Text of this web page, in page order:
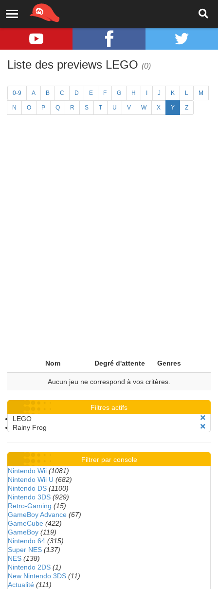
Liste des previews LEGO (0)
0-9 A B C D E F G H J K L M
N O P Q R S T U V W X Y Z
Nom Degré d'attente Genres
Aucun jeu ne correspond à vos critères.
Filtres actifs
LEGO
Rainy Frog
Filtrer par console
Nintendo Wii (1081)
Nintendo Wii U (682)
Nintendo DS (1100)
Nintendo 3DS (929)
Retro-Gaming (15)
GameBoy Advance (67)
GameCube (422)
GameBoy (119)
Nintendo 64 (315)
Super NES (137)
NES (138)
Nintendo 2DS (1)
New Nintendo 3DS (11)
Actualité (111)